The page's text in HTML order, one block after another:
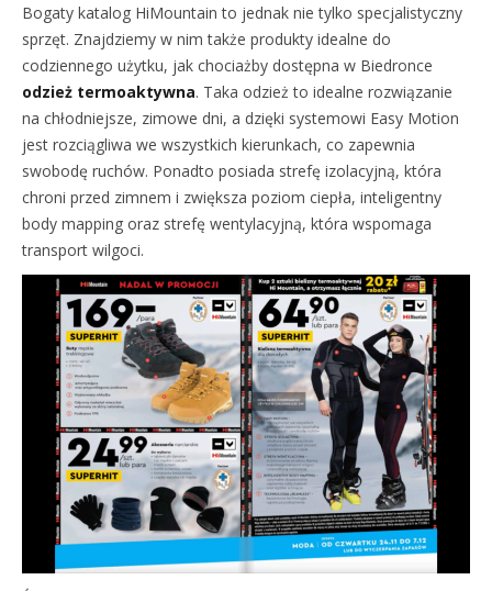
Bogaty katalog HiMountain to jednak nie tylko specjalistyczny
sprzęt. Znajdziemy w nim także produkty idealne do
codziennego użytku, jak chociażby dostępna w Biedronce
odzież termoaktywna. Taka odzież to idealne rozwiązanie
na chłodniejsze, zimowe dni, a dzięki systemowi Easy Motion
jest rozciągliwa we wszystkich kierunkach, co zapewnia
swobodę ruchów. Ponadto posiada strefę izolacyjną, która
chroni przed zimnem i zwiększa poziom ciepła, inteligentny
body mapping oraz strefę wentylacyjną, która wspomaga
transport wilgoci.